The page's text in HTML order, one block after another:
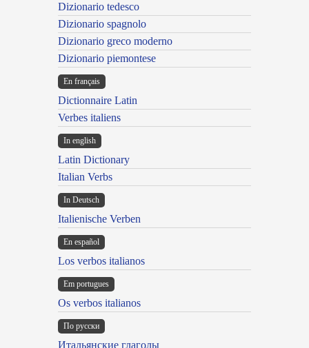
Dizionario tedesco
Dizionario spagnolo
Dizionario greco moderno
Dizionario piemontese
En français
Dictionnaire Latin
Verbes italiens
In english
Latin Dictionary
Italian Verbs
In Deutsch
Italienische Verben
En español
Los verbos italianos
Em portugues
Os verbos italianos
По русски
Итальянские глаголы